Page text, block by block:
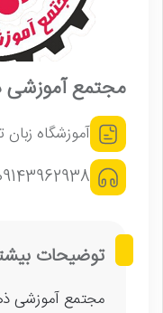
مجتمع آموزشی
آموزشگاه زبان
توضیحات
مجتمع آموزشی